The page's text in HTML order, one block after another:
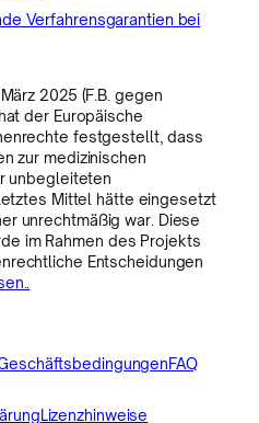
Verfahrensgarantien bei
2025 (F.B. gegen
der Europäische
festgestellt, dass
zur medizinischen
unbegleiteten
Mittel hätte eingesetzt
unrechtmäßig war. Diese
im Rahmen des Projekts
Entscheidungen
FAQ
Lizenzhinweise